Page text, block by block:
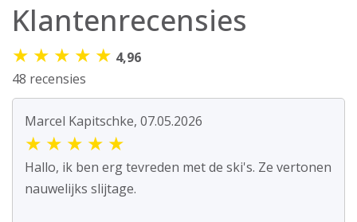
Klantenrecensies
★ ★ ★ ★ ★ 4,96
48 recensies
Marcel Kapitschke, 07.05.2026
★ ★ ★ ★ ★
Hallo, ik ben erg tevreden met de ski's. Ze vertonen
nauwelijks slijtage.